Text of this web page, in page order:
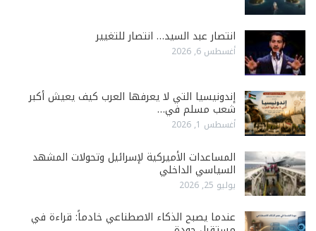
انتصار عبد السيد… انتصار للتغيير
أغسطس 6, 2026
إندونيسيا التي لا يعرفها العرب كيف يعيش أكبر
شعب مسلم في…
أغسطس 1, 2026
المساعدات الأميركية لإسرائيل وتحولات المشهد
السياسي الداخلي
يوليو 25, 2026
عندما يصبح الذكاء الاصطناعي خادماً: قراءة في